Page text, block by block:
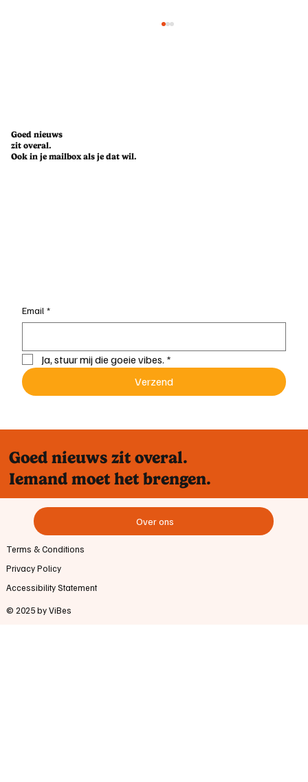
Goed nieuws
zit overal.
Ook in je mailbox als je dat wil.
Email *
Ja, stuur mij die goeie vibes. *
Verzend
Goed nieuws zit overal.
Iemand moet het brengen.
Over ons
Privacy Policy
© 2025 by ViBes
Accessibility Statement
Terms & Conditions